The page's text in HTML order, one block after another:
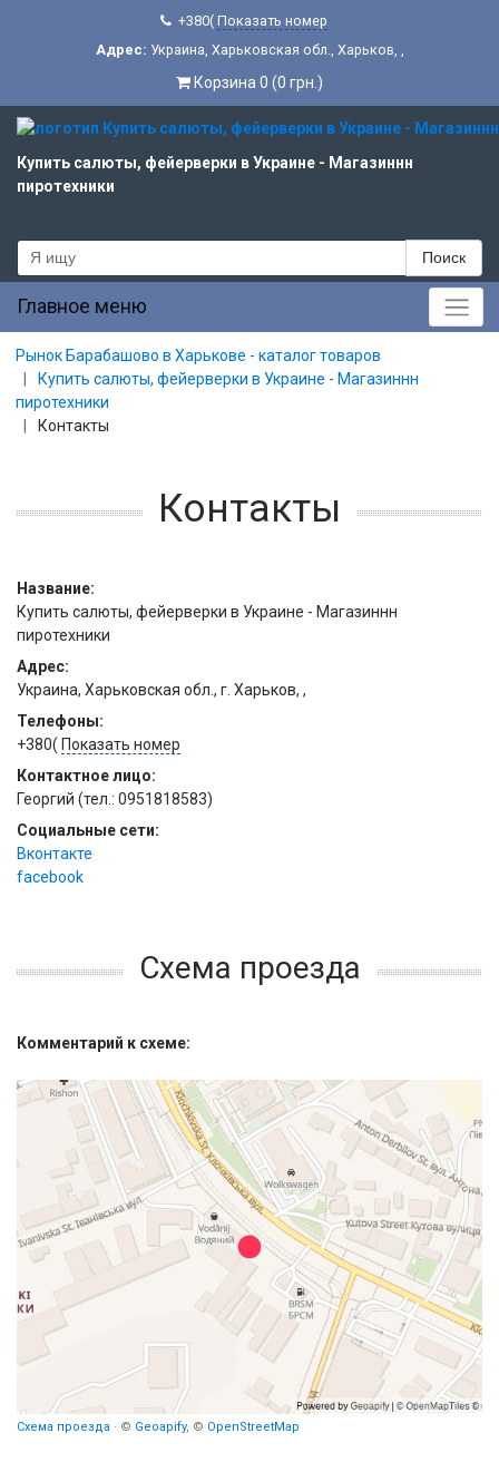
+380( Показать номер
Адрес: Украина, Харьковская обл., Харьков, ,
Корзина 0 (0 грн.)
Купить салюты, фейерверки в Украине - Магазиннн
пиротехники
Поиск
Главное меню
Рынок Барабашово в Харькове - каталог товаров
Купить салюты, фейерверки в Украине - Магазиннн
пиротехники
Контакты
Контакты
Название:
Купить салюты, фейерверки в Украине - Магазиннн
пиротехники
Адрес:
Украина, Харьковская обл., г. Харьков, ,
Телефоны:
+380( Показать номер
Контактное лицо:
Георгий (тел.: 0951818583)
Социальные сети:
Вконтакте
facebook
Схема проезда
Комментарий к схеме:
Схема проезда · © Geoapify, © OpenStreetMap